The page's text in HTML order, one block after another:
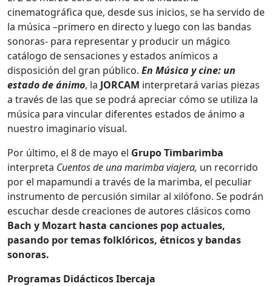
cinematográfica que, desde sus inicios, se ha servido de
la música –primero en directo y luego con las bandas
sonoras- para representar y producir un mágico
catálogo de sensaciones y estados anímicos a
disposición del gran público. En Música y cine: un
estado de ánimo, la JORCAM interpretará varias piezas
a través de las que se podrá apreciar cómo se utiliza la
música para vincular diferentes estados de ánimo a
nuestro imaginario visual.
Por último, el 8 de mayo el Grupo Timbarimba
interpreta Cuentos de una marimba viajera, un recorrido
por el mapamundi a través de la marimba, el peculiar
instrumento de percusión similar al xilófono. Se podrán
escuchar desde creaciones de autores clásicos como
Bach y Mozart hasta canciones pop actuales,
pasando por temas folklóricos, étnicos y bandas
sonoras.
Programas Didácticos Ibercaja